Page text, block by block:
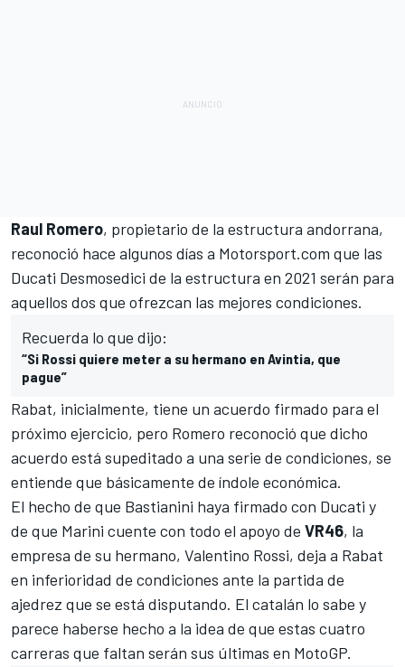
Raul Romero, propietario de la estructura andorrana,
reconoció hace algunos días a Motorsport.com que las
Ducati Desmosedici de la estructura en 2021 serán para
aquellos dos que ofrezcan las mejores condiciones.
Recuerda lo que dijo:
“Si Rossi quiere meter a su hermano en Avintia, que
pague”
Rabat, inicialmente, tiene un acuerdo firmado para el
próximo ejercicio, pero Romero reconoció que dicho
acuerdo está supeditado a una serie de condiciones, se
entiende que básicamente de índole económica.
El hecho de que Bastianini haya firmado con Ducati y
de que Marini cuente con todo el apoyo de VR46, la
empresa de su hermano, Valentino Rossi, deja a Rabat
en inferioridad de condiciones ante la partida de
ajedrez que se está disputando. El catalán lo sabe y
parece haberse hecho a la idea de que estas cuatro
carreras que faltan serán sus últimas en MotoGP.